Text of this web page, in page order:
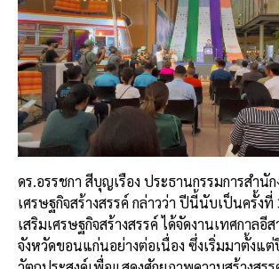
ดร.อรรชกา สีบุญเรือง ประธานกรรมการสำนัก
เศรษฐกิจสร้างสรรค์ กล่าวว่า ปีนี้นับเป็นครั้งที่
เสริมเศรษฐกิจสร้างสรรค์ ได้จัดงานเทศกาลอี
จังหวัดขอนแก่นอย่างต่อเนื่อง ซึ่งเริ่มมาตั้งแต่